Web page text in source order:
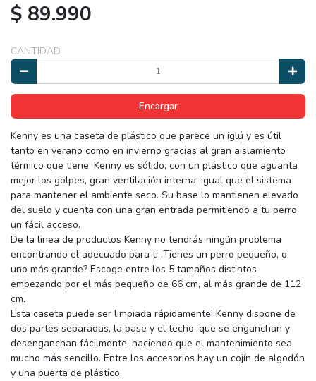
$ 89.990
CANTIDAD
Encargar
Kenny es una caseta de plástico que parece un iglú y es útil
tanto en verano como en invierno gracias al gran aislamiento
térmico que tiene. Kenny es sólido, con un plástico que aguanta
mejor los golpes, gran ventilación interna, igual que el sistema
para mantener el ambiente seco. Su base lo mantienen elevado
del suelo y cuenta con una gran entrada permitiendo a tu perro
un fácil acceso.
De la linea de productos Kenny no tendrás ningún problema
encontrando el adecuado para ti. Tienes un perro pequeño, o
uno más grande? Escoge entre los 5 tamaños distintos
empezando por el más pequeño de 66 cm, al más grande de 112
cm.
Esta caseta puede ser limpiada rápidamente! Kenny dispone de
dos partes separadas, la base y el techo, que se enganchan y
desenganchan fácilmente, haciendo que el mantenimiento sea
mucho más sencillo. Entre los accesorios hay un cojín de algodón
y una puerta de plástico.